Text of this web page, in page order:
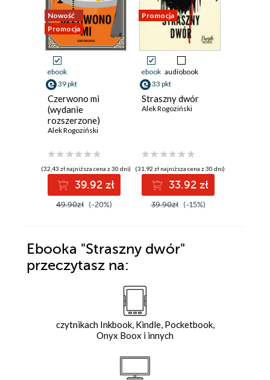
Nowość
Promocja
ebook
39 pkt
Czerwono mi
(wydanie
rozszerzone)
Alek Rogoziński
(32,43 zł najniższa cena z 30 dni)
39.92 zł
49.90zł (-20%)
Promocja
ebook audiobook
33 pkt
Straszny dwór
Alek Rogoziński
(31,92 zł najniższa cena z 30 dni)
33.92 zł
39.90zł (-15%)
Ebooka "Straszny dwór"
przeczytasz na:
czytnikach Inkbook, Kindle, Pocketbook,
Onyx Boox i innych